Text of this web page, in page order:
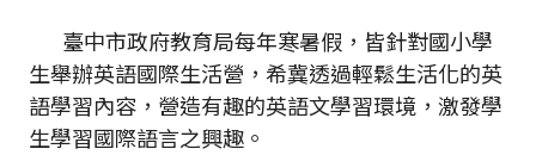
臺中市政府教育局每年寒暑假，皆針對國小學
生舉辦英語國際生活營，希冀透過輕鬆生活化的英
語學習內容，營造有趣的英語文學習環境，激發學
生學習國際語言之興趣。